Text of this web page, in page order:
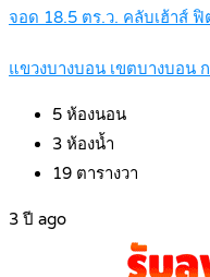
จอด 18.5 ตร.ว. คลับเฮ้าส์ ฟิ
แขวงบางบอน เขตบางบอน
5 ห้องนอน
3 ห้องน้ำ
19 ตารางวา
3 ปี ago